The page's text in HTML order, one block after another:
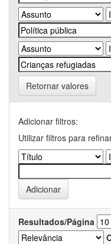
Retornar valores
Adicionar filtros:
Utilizar filtros para
Resultados/Página